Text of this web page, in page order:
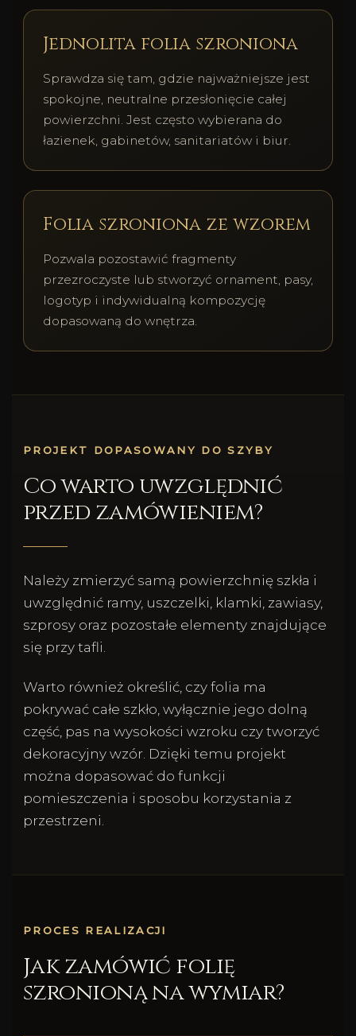
Jednolita folia szroniona
Sprawdza się tam, gdzie najważniejsze jest
spokojne, neutralne przesłonięcie całej
powierzchni. Jest często wybierana do
łazienek, gabinetów, sanitariatów i biur.
Folia szroniona ze wzorem
Pozwala pozostawić fragmenty
przezroczyste lub stworzyć ornament, pasy,
logotyp i indywidualną kompozycję
dopasowaną do wnętrza.
PROJEKT DOPASOWANY DO SZYBY
Co warto uwzględnić
przed zamówieniem?
Należy zmierzyć samą powierzchnię szkła i
uwzględnić ramy, uszczelki, klamki, zawiasy,
szprosy oraz pozostałe elementy znajdujące
się przy tafli.
Warto również określić, czy folia ma
pokrywać całe szkło, wyłącznie jego dolną
część, pas na wysokości wzroku czy tworzyć
dekoracyjny wzór. Dzięki temu projekt
można dopasować do funkcji
pomieszczenia i sposobu korzystania z
przestrzeni.
PROCES REALIZACJI
Jak zamówić folię
szronioną na wymiar?